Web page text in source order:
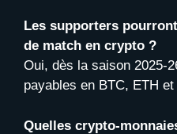
Les supporters
de match en crypto ?
Oui, dès la saison 2025-
payables en BTC, ETH
Quelles crypto-